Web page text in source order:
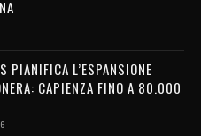
PIANIFICA L’ESPANSIONE
CAPIENZA FINO A 80.000